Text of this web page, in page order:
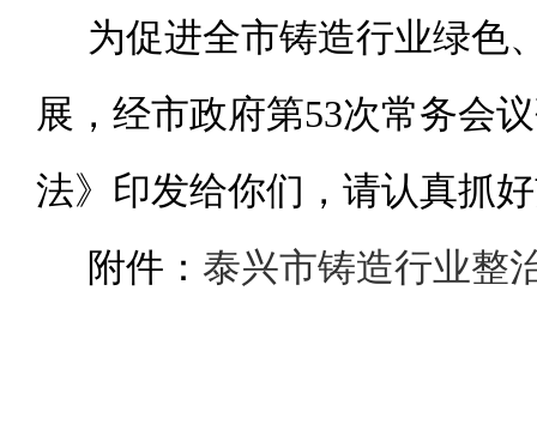
为促进全市铸造行业绿色
展，经市政府第53次常务会
法》印发给你们，请认真抓
附件： 泰兴市铸造行业整